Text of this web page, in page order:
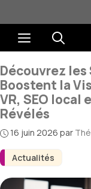
au
contenuMenu
Actualités
Découvrez
Boostent la
VR, SEO local
Révélés
16 juin 2026 par